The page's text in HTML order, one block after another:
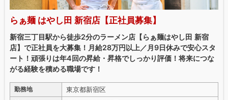
らぁ麺 はやし田 新宿店【正社員募集】
新宿三丁目駅から徒歩2分のラーメン店【らぁ麺はやし田 新宿
店】で正社員を大募集！月給28万円以上／月9日休みで安心スタ
ート！頑張りは年4回の昇給・昇格でしっかり評価！将来につな
がる経験を積める職場です！
勤務地 東京都新宿区